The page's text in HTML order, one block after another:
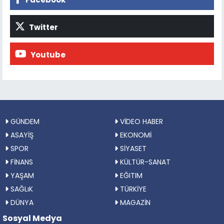
Twitter
Youtube
GÜNDEM
VİDEO HABER
ASAYİŞ
EKONOMİ
SPOR
SİYASET
FİNANS
KÜLTÜR-SANAT
YAŞAM
EĞITIM
SAĞLıK
TÜRKİYE
DÜNYA
MAGAZİN
Sosyal Medya